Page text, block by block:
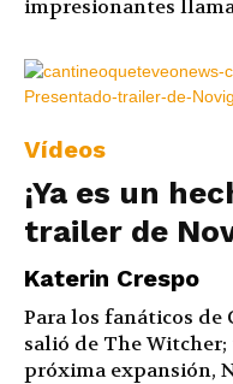
impresionantes
Vídeos
¡Ya es un
trailer de
Katerin Crespo
Para los fanáticos de
salió de The
próxima expansión,